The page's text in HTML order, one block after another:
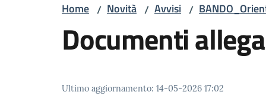
Home / Novità / Avvisi /
Documenti
Ultimo aggiornamento: 14-05-2026 17:02